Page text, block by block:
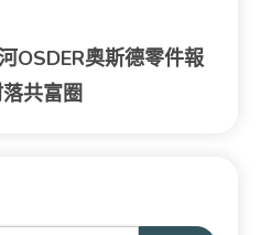
OSDER奧斯德零件報
共富圈